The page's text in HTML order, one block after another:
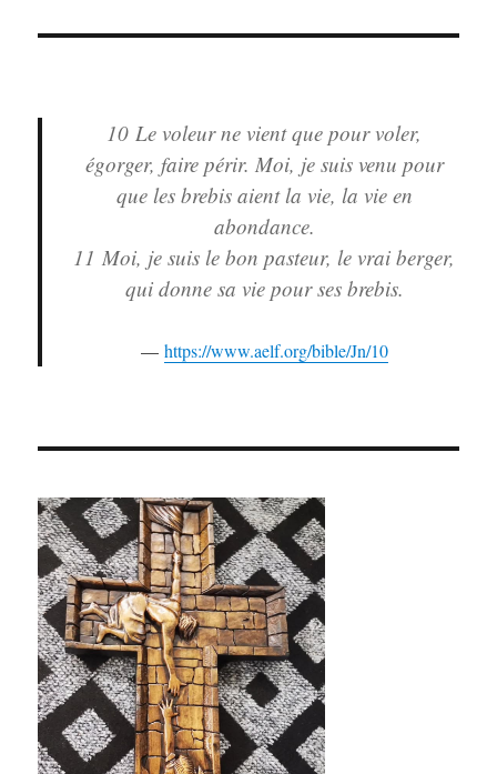
10 Le voleur ne vient que pour voler,
égorger, faire périr. Moi, je suis venu pour
que les brebis aient la vie, la vie en
abondance.
11 Moi, je suis le bon pasteur, le vrai berger,
qui donne sa vie pour ses brebis.
https://www.aelf.org/bible/Jn/10